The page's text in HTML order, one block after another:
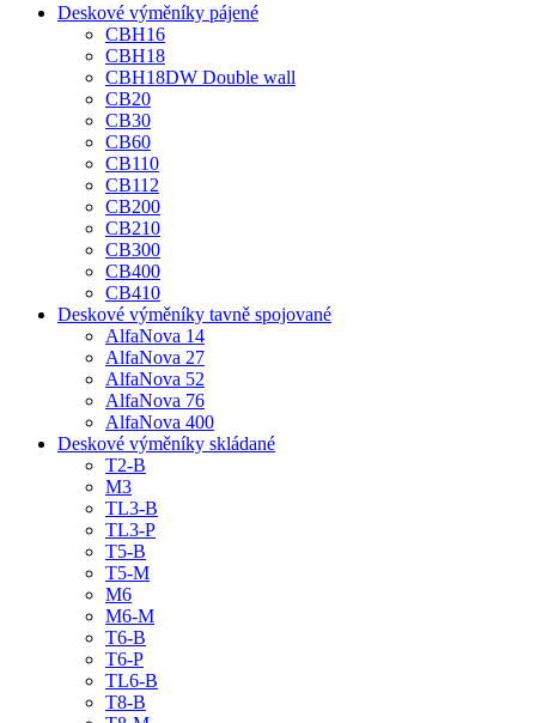
Deskové výměníky pájené
CBH16
CBH18
CBH18DW Double wall
CB20
CB30
CB60
CB110
CB112
CB200
CB210
CB300
CB400
CB410
Deskové výměníky tavně spojované
AlfaNova 14
AlfaNova 27
AlfaNova 52
AlfaNova 76
AlfaNova 400
Deskové výměníky skládané
T2-B
M3
TL3-B
TL3-P
T5-B
T5-M
M6
M6-M
T6-B
T6-P
TL6-B
T8-B